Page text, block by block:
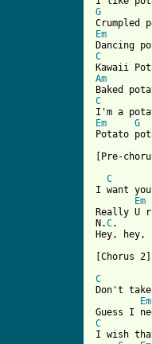
G
Em
C
Am
C
Em
G
Potato
[Pre-
C
I want you
Em
Really U
N.C.
Hey,
[Chorus 2]
C
Don't
Em
C
I wish